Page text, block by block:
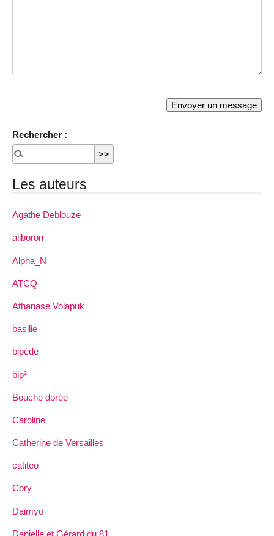
Rechercher :
Les auteurs
Agathe Deblouze
aliboron
Alpha_N
ATCQ
Athanase Volapük
basilie
bipède
bip²
Bouche dorée
Caroline
Catherine de Versailles
catiteo
Cory
Daimyo
Danielle et Gérard du 81